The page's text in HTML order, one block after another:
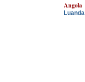
Angola
Luanda